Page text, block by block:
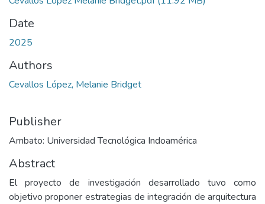
Date
2025
Authors
Cevallos López, Melanie Bridget
Publisher
Ambato: Universidad Tecnológica Indoamérica
Abstract
El proyecto de investigación desarrollado tuvo como
objetivo proponer estrategias de integración de arquitectura